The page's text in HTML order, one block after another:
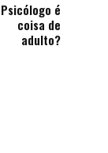
Psicólogo é
coisa de
adulto?